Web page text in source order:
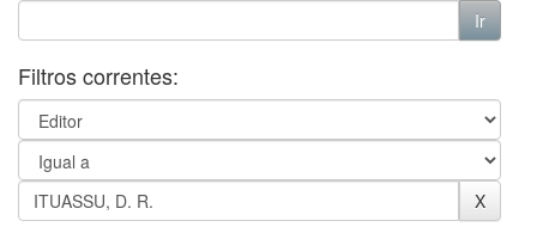
Filtros correntes: